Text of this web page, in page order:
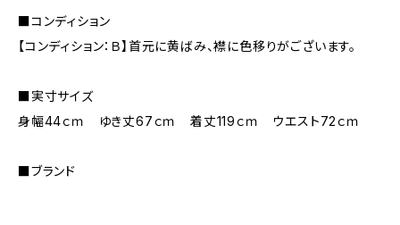
■コンディション
【コンディション：Ｂ】首元に黄ばみ、襟に色移りがございます。
■実寸サイズ
身幅44ｃｍ ゆき丈67ｃｍ 着丈119ｃｍ ウエスト72ｃｍ
■ブランド